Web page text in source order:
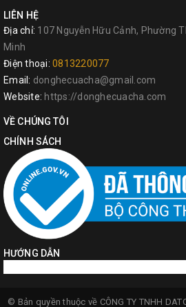
LIÊN HỆ
Địa chỉ: 107 Nguyễn Hữu Cảnh, Phường
Minh
Điện thoại: 0813220077
Email: donghecuacha@gmail.com
Website: https://donghecuacha.com
VỀ CHÚNG TÔI
CHÍNH SÁCH
HƯỚNG DẪN
© Bản quyền thuộc về CÔNG TY TNHH